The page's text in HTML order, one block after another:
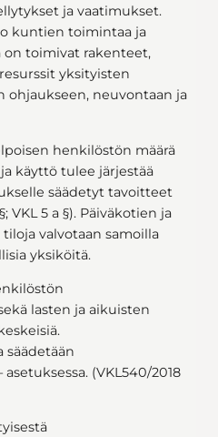
ja vaatimukset.
kuntien toimintaa ja
on toimivat rakenteet,
yksityisten
ohjaukseen, neuvontaan ja
henkilöstön määrä
käyttö tulee järjestää
säädetyt tavoitteet
VKL 5 a §). Päiväkotien ja
valvotaan samoilla
yksiköitä.
lasten ja aikuisten
säädetään
(VKL540/2018